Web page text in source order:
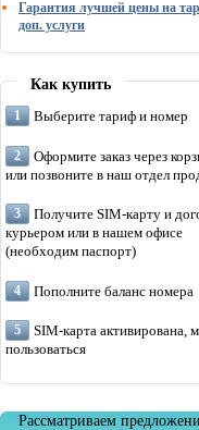
Гарантия лучшей цены на
доп. услуги
Как купить
Выберите тариф и номер
Оформите заказ через
или позвоните в наш отдел
Получите SIM-карту и
курьером или в нашем офисе
(необходим паспорт)
Пополните баланс номера
SIM-карта активирована,
пользоваться
Рассматриваем